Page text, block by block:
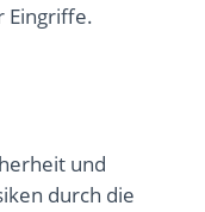
Eingriffe.
und
durch die